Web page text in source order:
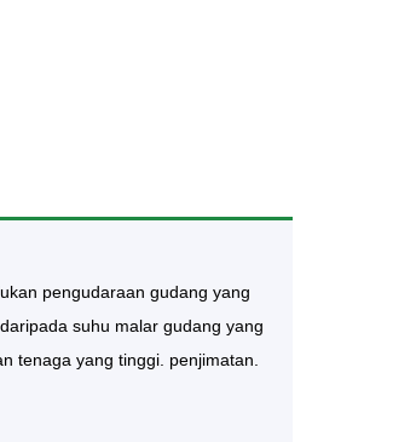
pengudaraan gudang yang
suhu malar gudang yang
tenaga yang tinggi. penjimatan.